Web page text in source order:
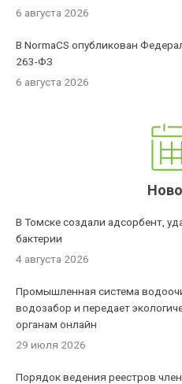
6 августа 2026
В NormaCS опубликован
263-ФЗ
6 августа 2026
В Томске создали адсорбент,
бактерии
4 августа 2026
Промышленная система
водозабор и передает
органам онлайн
29 июля 2026
Порядок ведения реестров